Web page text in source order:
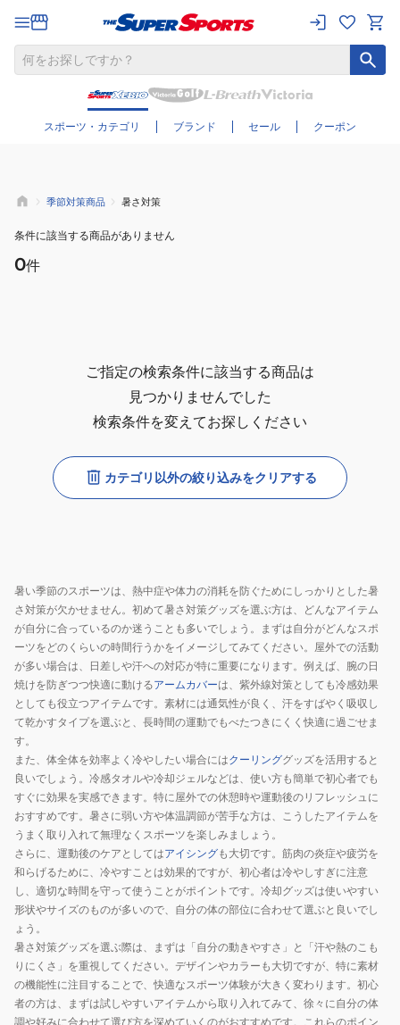
スポーツ・カテゴリ ブランド セール クーポン
さらに絞り込む
季節対策商品 暑さ対策
条件に該当する商品がありません
0件
ご指定の検索条件に該当する商品は
見つかりませんでした
検索条件を変えてお探しください
カテゴリ以外の絞り込みをクリアする
暑い季節のスポーツは、熱中症や体力の消耗を防ぐためにしっかりとした暑
さ対策が欠かせません。初めて暑さ対策グッズを選ぶ方は、どんなアイテム
が自分に合っているのか迷うことも多いでしょう。まずは自分がどんなスポ
ーツをどのくらいの時間行うかをイメージしてみてください。屋外での活動
が多い場合は、日差しや汗への対応が特に重要になります。例えば、腕の日
焼けを防ぎつつ快適に動けるアームカバーは、紫外線対策としても冷感効果
としても役立つアイテムです。素材には通気性が良く、汗をすばやく吸収し
て乾かすタイプを選ぶと、長時間の運動でもべたつきにくく快適に過ごせま
す。
また、体全体を効率よく冷やしたい場合にはクーリンググッズを活用すると
良いでしょう。冷感タオルや冷却ジェルなどは、使い方も簡単で初心者でも
すぐに効果を実感できます。特に屋外での休憩時や運動後のリフレッシュに
おすすめです。暑さに弱い方や体温調節が苦手な方は、こうしたアイテムを
うまく取り入れて無理なくスポーツを楽しみましょう。
さらに、運動後のケアとしてはアイシングも大切です。筋肉の炎症や疲労を
和らげるために、冷やすことは効果的ですが、初心者は冷やしすぎに注意
し、適切な時間を守って使うことがポイントです。冷却グッズは使いやすい
形状やサイズのものが多いので、自分の体の部位に合わせて選ぶと良いでし
ょう。
暑さ対策グッズを選ぶ際は、まずは「自分の動きやすさ」と「汗や熱のこも
りにくさ」を重視してください。デザインやカラーも大切ですが、特に素材
の機能性に注目することで、快適なスポーツ体験が大きく変わります。初心
者の方は、まずは試しやすいアイテムから取り入れてみて、徐々に自分の体
調や好みに合わせて選び方を深めていくのがおすすめです。これらのポイン